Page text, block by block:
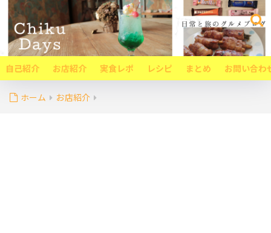
自己紹介 お店紹介 実食レポ レシピ まとめ お問い合わ
ホーム お店紹介